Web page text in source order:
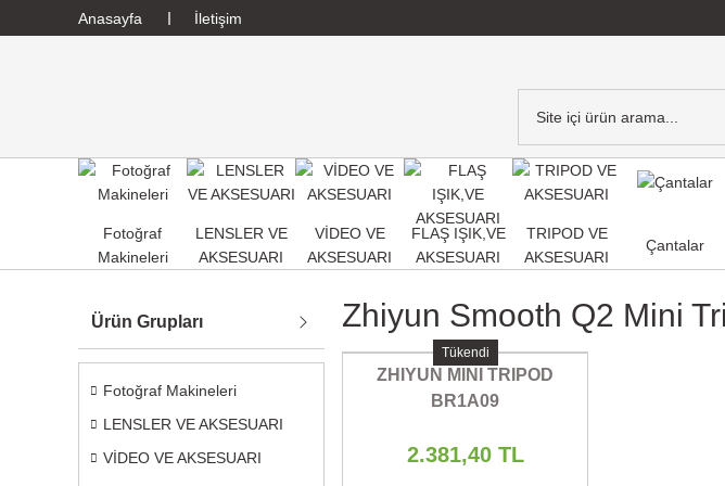
Anasayfa İletişim
Fotoğraf
Makineleri
LENSLER VE
AKSESUARI
VİDEO VE
AKSESUARI
FLAŞ IŞIK,VE
AKSESUARI
TRIPOD VE
AKSESUARI
Çantalar
Ürün Grupları
Fotoğraf Makineleri
LENSLER VE AKSESUARI
VİDEO VE AKSESUARI
Zhiyun Smooth Q2 Mini
Tükendi
ZHIYUN MINI TRIPOD
BR1A09
2.381,40 TL